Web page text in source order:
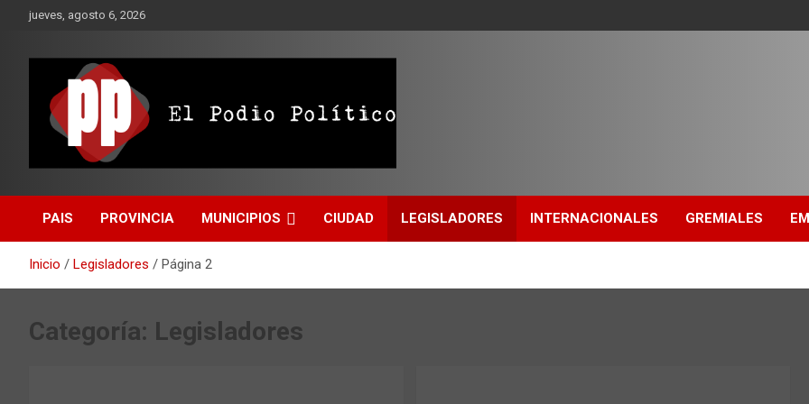
Saltarjueves, agosto 6, 2026
El Podio Político – ©
Argentina
PAIS PROVINCIA MUNICIPIOS CIUDAD LEGISLADORES INTERNACIONALES GREMIALES
Inicio Legisladores Página 2
Categoría: Legisladores